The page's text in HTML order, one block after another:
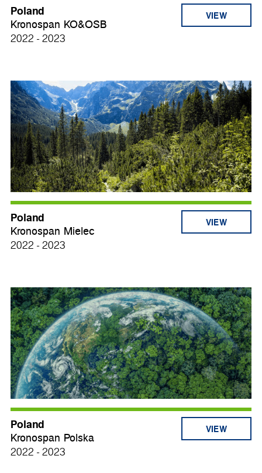
Poland
Kronospan KO&OSB
2022 - 2023
VIEW
Poland
Kronospan Mielec
2022 - 2023
VIEW
Poland
Kronospan Polska
2022 - 2023
VIEW